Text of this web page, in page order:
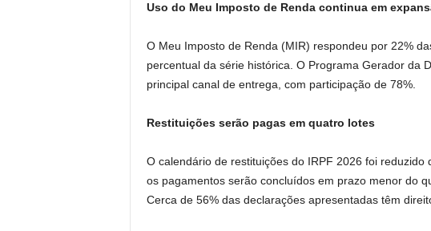
Uso do Meu Imposto de Renda continua em
O Meu Imposto de Renda (MIR) respondeu por 22%
percentual da série histórica. O Programa Gerador da
principal canal de entrega, com participação de 78%.
Restituições serão pagas em quatro lotes
O calendário de restituições do IRPF 2026 foi reduzido
os pagamentos serão concluídos em prazo menor do
Cerca de 56% das declarações apresentadas têm